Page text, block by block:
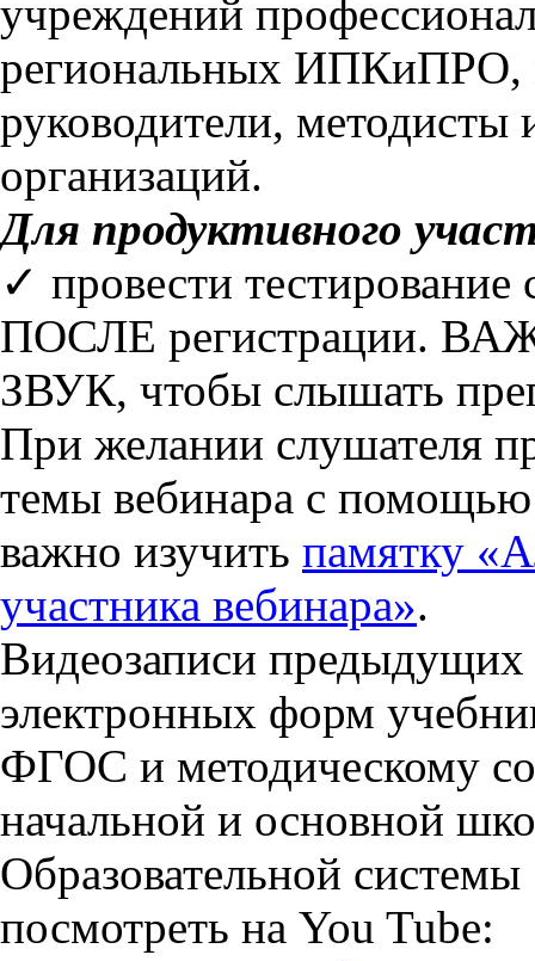
учреждений
региональных ИПКиПРО,
руководители, методисты
организаций.
Для продуктивного
✓ провести
ПОСЛЕ регистрации.
ЗВУК, чтобы слышать
При желании слушателя
темы вебинара с
важно изучить памятку
участника вебинара».
Видеозаписи
электронных форм
ФГОС и методическому
начальной и основной
Образовательной
посмотреть на You Tube: